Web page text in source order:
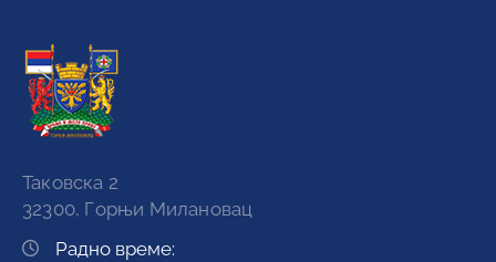
Таковска 2
32300, Горњи Милановац
Радно време: